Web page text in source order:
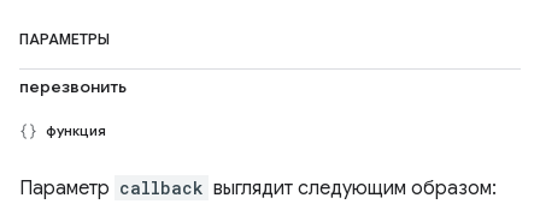
ПАРАМЕТРЫ
перезвонить
функция
Параметр callback выглядит следующим образом: